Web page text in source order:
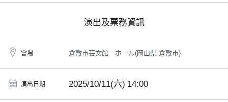
演出及票務資訊
會場 倉敷市芸文館 ホール(岡山県 倉敷市)
演出日期 2025/10/11(六) 14:00